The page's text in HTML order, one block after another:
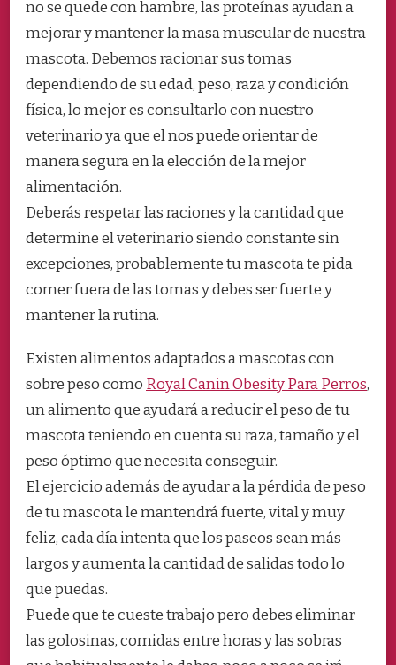
no se quede con hambre, las proteínas ayudan a
mejorar y mantener la masa muscular de nuestra
mascota. Debemos racionar sus tomas
dependiendo de su edad, peso, raza y condición
física, lo mejor es consultarlo con nuestro
veterinario ya que el nos puede orientar de
manera segura en la elección de la mejor
alimentación.
Deberás respetar las raciones y la cantidad que
determine el veterinario siendo constante sin
excepciones, probablemente tu mascota te pida
comer fuera de las tomas y debes ser fuerte y
mantener la rutina.
Existen alimentos adaptados a mascotas con
sobre peso como Royal Canin Obesity Para Perros,
un alimento que ayudará a reducir el peso de tu
mascota teniendo en cuenta su raza, tamaño y el
peso óptimo que necesita conseguir.
El ejercicio además de ayudar a la pérdida de peso
de tu mascota le mantendrá fuerte, vital y muy
feliz, cada día intenta que los paseos sean más
largos y aumenta la cantidad de salidas todo lo
que puedas.
Puede que te cueste trabajo pero debes eliminar
las golosinas, comidas entre horas y las sobras